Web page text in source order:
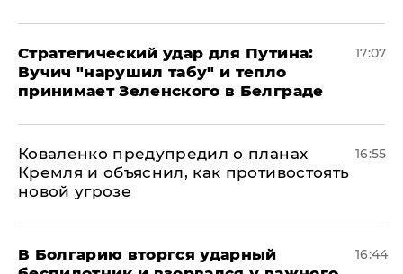
Стратегический удар для Путина:
Вучич "нарушил табу" и тепло
принимает Зеленского в Белграде
17:07
Коваленко предупредил о планах
Кремля и объяснил, как противостоять
новой угрозе
16:55
В Болгарию вторгся ударный
16:44